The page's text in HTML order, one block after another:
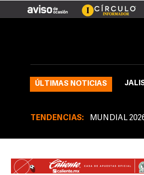
ÚLTIMAS NOTICIAS
TENDENCIAS: MUNDIAL